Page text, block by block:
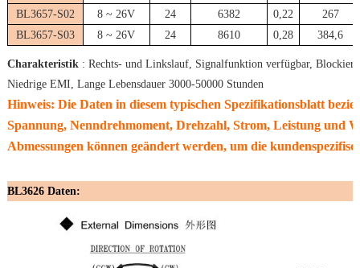
BL3657-S02
8 ~ 26V 24 6382 0,22
267
BL3657-S03
8 ~ 26V 24 8610 0,28 384,6
Charakteristik: Rechts- und Linkslauf, Signalfunktion verfügbar,
Niedrige EMI, Lange Lebensdauer 3000-50000 Stunden
Hinweis: Die Daten in diesem typischen Spezifikationsblatt
Spannung, Nenndrehmoment, Drehzahl, Strom, Leistung und
Abmessungen können geändert werden, um die
BL3626 Daten: